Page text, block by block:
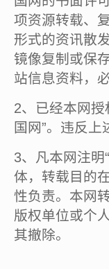
项资源转载、
形式的资讯散
镜像复制或保
站信息资料，
2、已经本网
国网”。违反
3、凡本网注明
体，转载目的
性负责。本网
版权单位或个
其撤除。